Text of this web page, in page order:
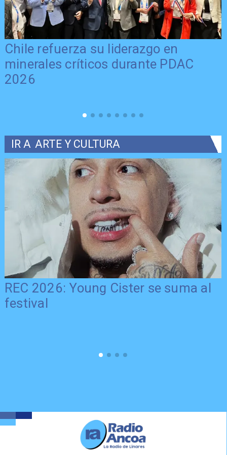
Chile refuerza su liderazgo en
minerales críticos durante PDAC
2026
IR A ARTE Y CULTURA
REC 2026: Young Cister se suma al
festival